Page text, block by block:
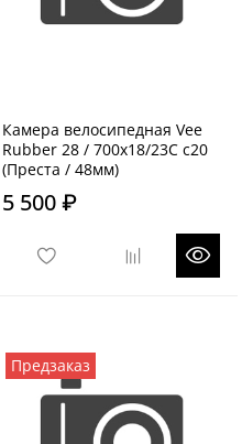
Камера велосипедная Vee
Rubber 28 / 700x18/23C c20
(Преста / 48мм)
5 500 ₽
Предзаказ